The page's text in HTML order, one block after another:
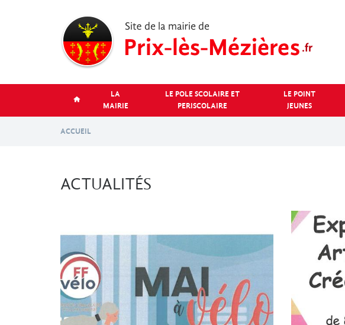
LA
MAIRIE
LE POLE SCOLAIRE ET
PERISCOLAIRE
LE POINT
JEUNES
ACCUEIL
ACTUALITÉS